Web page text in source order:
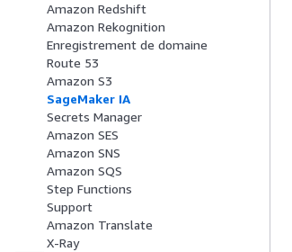
Amazon Redshift
Amazon Rekognition
Enregistrement de domaine
Route 53
Amazon S3
SageMaker IA
Secrets Manager
Amazon SES
Amazon SNS
Amazon SQS
Step Functions
Support
Amazon Translate
X-Ray